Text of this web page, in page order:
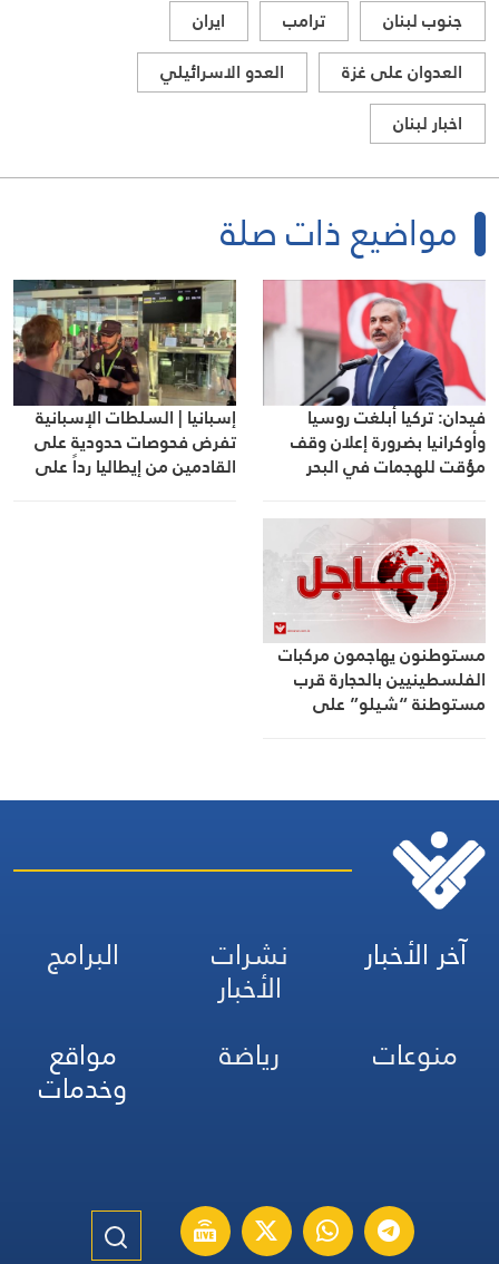
جنوب لبنان
ترامب
ايران
العدوان على غزة
العدو الاسرائيلي
اخبار لبنان
مواضيع ذات صلة
فيدان: تركيا أبلغت روسيا
وأوكرانيا بضرورة إعلان وقف
مؤقت للهجمات في البحر
إسبانيا | السلطات الإسبانية
تفرض فحوصات حدودية على
القادمين من إيطاليا رداً على
مستوطنون يهاجمون مركبات
الفلسطينيين بالحجارة قرب
مستوطنة “شيلو” على
آخر الأخبار نشرات
الأخبار
البرامج
منوعات
رياضة مواقع
وخدمات